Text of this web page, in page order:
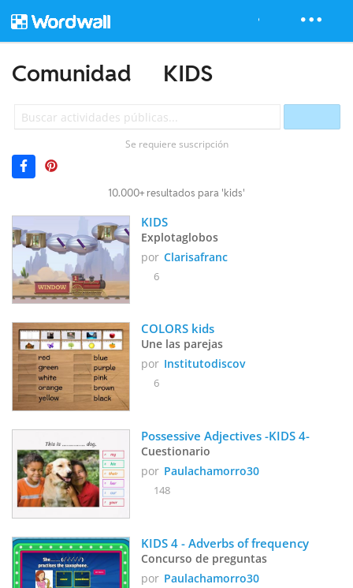
Comunidad KIDS
Se requiere suscripción
10.000+ resultados para 'kids'
KIDS
Explotaglobos
por Clarisafranc
6
COLORS kids
Une las parejas
por Institutodiscov
6
Possessive Adjectives -KIDS 4-
Cuestionario
por Paulachamorro30
148
KIDS 4 - Adverbs of frequency
Concurso de preguntas
por Paulachamorro30